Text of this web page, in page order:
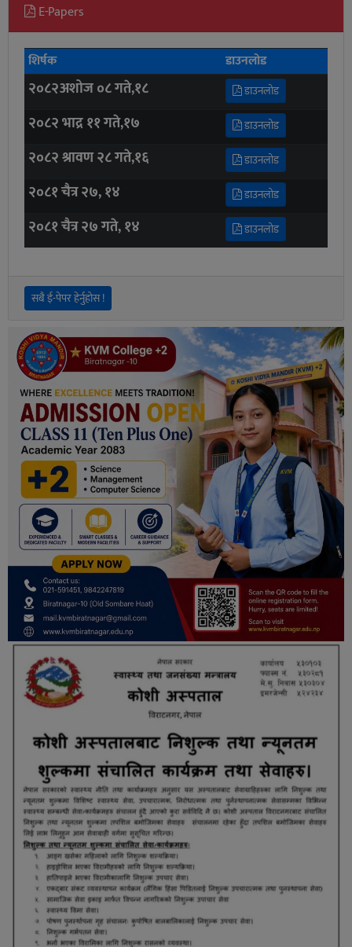
E-Papers
शिर्षक डाउनलोड
२०८२अशोज ०८ गते,१८ डाउनलोड
२०८२ भाद्र ११ गते,१७ डाउनलोड
२०८२ श्रावण २८ गते,१६ डाउनलोड
२०८१ चैत्र २७, १४ डाउनलोड
२०८१ चैत्र २७ गते, १४ डाउनलोड
सबै ई-पेपर हेर्नुहोस !